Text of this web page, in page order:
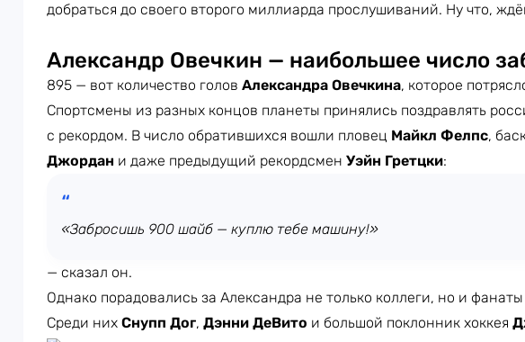
добраться до своего второго миллиарда прослушиваний. Ну что,
Александр Овечкин — наибольшее число
895 — вот количество голов Александра Овечкина, которое
Спортсмены из разных концов планеты принялись поздравлять
с рекордом. В число обратившихся вошли пловец Майкл Фелпс,
Джордан и даже предыдущий рекордсмен Уэйн Гретцки:
«Забросишь 900 шайб — куплю тебе машину!»
— сказал он.
Однако порадовались за Александра не только коллеги, но и
Среди них Снупп Дог, Дэнни ДеВито и большой поклонник хоккея